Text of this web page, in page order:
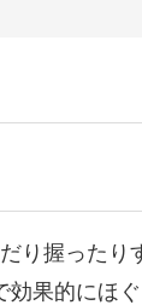
忙しい方で
アに役立
セルフマッ
り握ったり
効果的にほ